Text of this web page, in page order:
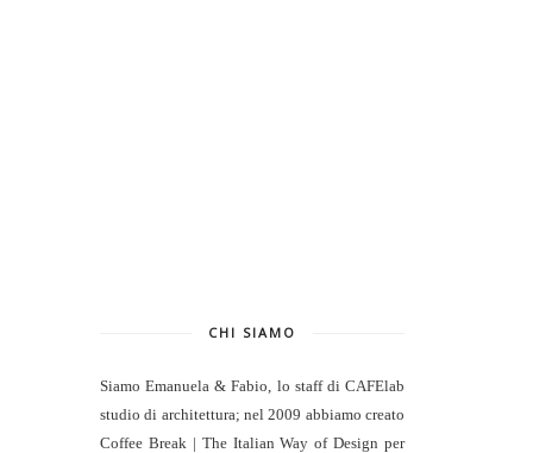
CHI SIAMO
Siamo Emanuela & Fabio, lo staff di CAFElab
studio di architettura; nel 2009 abbiamo creato
Coffee Break | The Italian Way of Design per